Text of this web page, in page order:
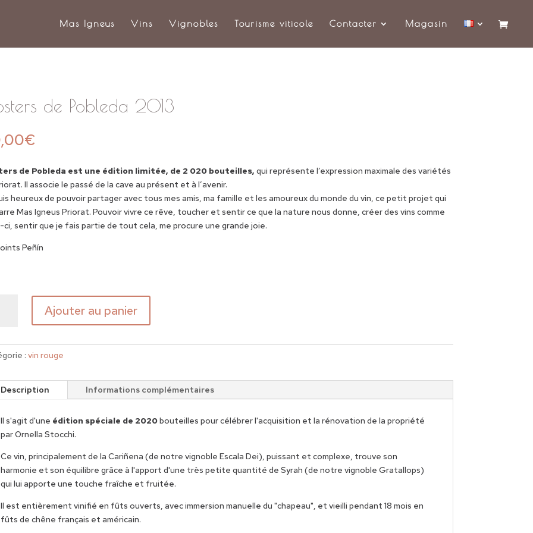
Mas Igneus Vins Vignobles Tourisme viticole Contacter Magasin
de Pobleda 2013
€
de Pobleda est une édition limitée, de 2 020 bouteilles, qui représente l’expression maximale des variétés
Il associe le passé de la cave au présent et à l’avenir.
heureux de pouvoir partager avec tous mes amis, ma famille et les amoureux du monde du vin, ce petit projet qui
Mas Igneus Priorat. Pouvoir vivre ce rêve, toucher et sentir ce que la nature nous donne, créer des vins comme
ci, sentir que je fais partie de tout cela, me procure une grande joie.
Peñín
Ajouter au panier
: vin rouge
Description Informations complémentaires
Il s'agit d'une édition spéciale de 2020bouteilles pour célébrer l'acquisition et la rénovation de la propriété
par Ornella Stocchi.
Ce vin, principalement de la Cariñena (de notre vignoble Escala Dei), puissant et complexe, trouve son
harmonie et son équilibre grâce à l'apport d'une très petite quantité de Syrah (de notre vignoble Gratallops)
qui lui apporte une touche fraîche et fruitée.
Il est entièrement vinifié en fûts ouverts, avec immersion manuelle du "chapeau", et vieilli pendant 18 mois en
fûts de chêne français et américain.